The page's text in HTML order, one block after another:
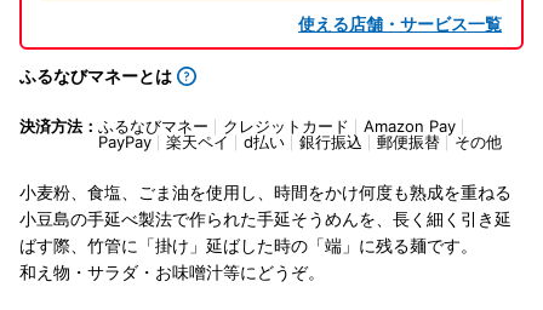
使える店舗・サービス一覧
ふるなびマネーとは
決済方法： ふるなびマネー クレジットカード
Amazon Pay
PayPay
楽天ペイ d払い 銀行振込 郵便振替 その他
小麦粉、食塩、ごま油を使用し、時間をかけ何度も熟成を重ねる
小豆島の手延べ製法で作られた手延そうめんを、長く細く引き延
ばす際、竹管に「掛け」延ばした時の「端」に残る麺です。
和え物・サラダ・お味噌汁等にどうぞ。